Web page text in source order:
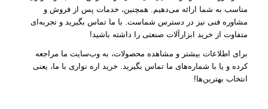
مناسب به شما ارائه می‌دهیم. همچنین، خدمات پس از فروش و
مشاوره فنی نیز در دسترس شماست. با ما تماس بگیرید و تجربه‌ای
متفاوت از خرید ابزارآلات صنعتی را داشته باشید!
برای اطلاعات بیشتر و مشاهده محصولات، به وب‌سایت ما مراجعه
کرده و یا با شماره‌های ما تماس بگیرید. خرید اره نواری با ما، یعنی
انتخاب بهترین‌ها!